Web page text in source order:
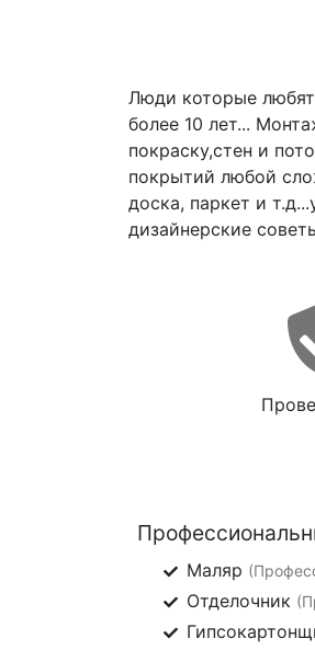
Люди которые любят
более 10 лет...
покраску,стен и
покрытий любой
доска, паркет и
дизайнерские
Маляр
Отделочник